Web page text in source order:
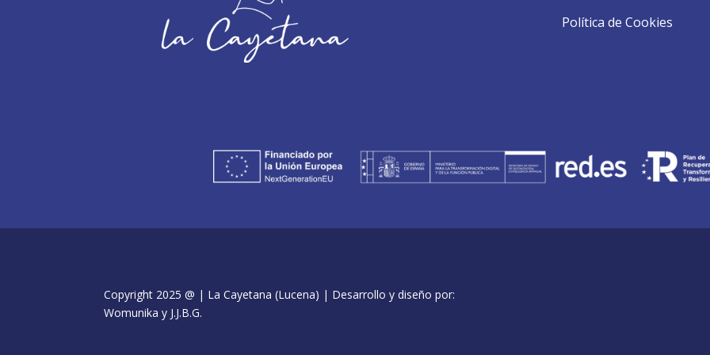
Política de Cookies
Copyright 2025 @ | La Cayetana (Lucena) | Desarrollo y diseño por:
Womunika y J.J.B.G.